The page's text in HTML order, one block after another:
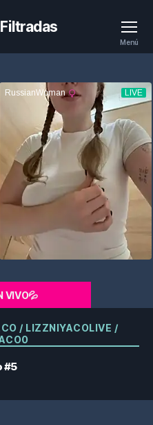
Menú
VIVO💦
/ LIZZNIYACOLIVE /
#5